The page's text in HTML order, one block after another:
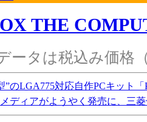
THE
ータは税込み価格
”のLGA775対応自作PCキット「
ディアがようやく発売に、三